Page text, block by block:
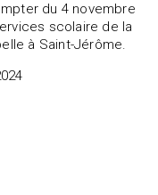
du 4 novembre
scolaire de la
à Saint-Jérôme.